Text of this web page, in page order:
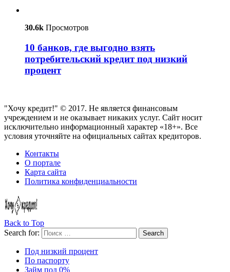
30.6k Просмотров
10 банков, где выгодно взять
потребительский кредит под низкий
процент
"Хочу кредит!" © 2017. Не является финансовым
учреждением и не оказывает никаких услуг. Сайт носит
исключительно информационный характер «18+». Все
условия уточняйте на официальных сайтах кредиторов.
Контакты
О портале
Карта сайта
Политика конфиденциальности
Back to Top
Search for:
Search
Под низкий процент
По паспорту
Займ под 0%